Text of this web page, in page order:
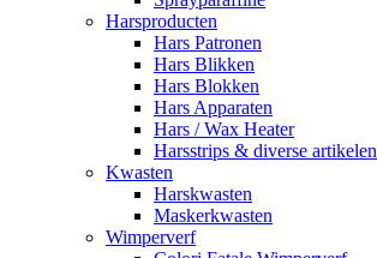
Harsproducten
Hars Patronen
Hars Blikken
Hars Blokken
Hars Apparaten
Hars / Wax Heater
Harsstrips & diverse artikelen
Kwasten
Harskwasten
Maskerkwasten
Wimperverf